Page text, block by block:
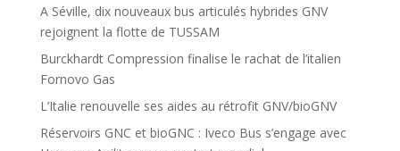
A Séville, dix nouveaux bus articulés hybrides GNV
rejoignent la flotte de TUSSAM
Burckhardt Compression finalise le rachat de l’italien
Fornovo Gas
L’Italie renouvelle ses aides au rétrofit GNV/bioGNV
Réservoirs GNC et bioGNC : Iveco Bus s’engage avec